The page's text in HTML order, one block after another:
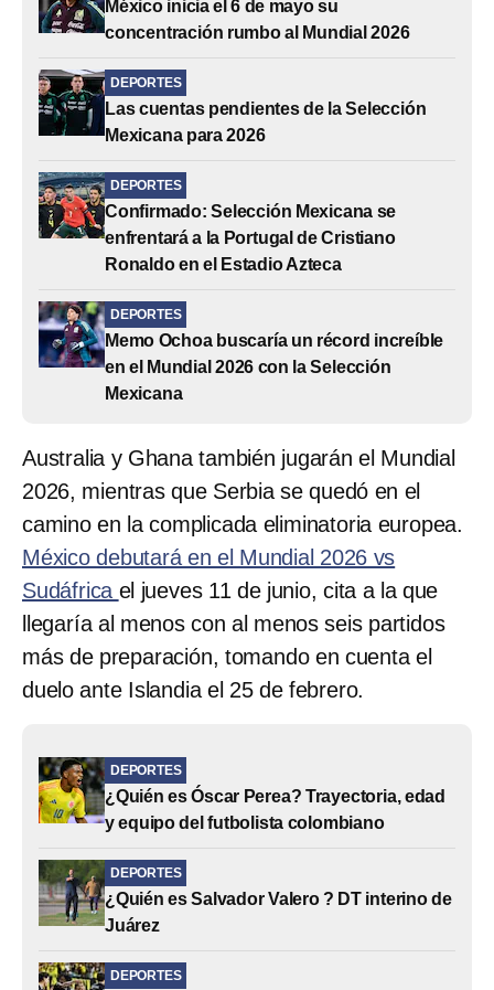
México inicia el 6 de mayo su
concentración rumbo al Mundial 2026
DEPORTES
Las cuentas pendientes de la Selección
Mexicana para 2026
DEPORTES
Confirmado: Selección Mexicana se
enfrentará a la Portugal de Cristiano
Ronaldo en el Estadio Azteca
DEPORTES
Memo Ochoa buscaría un récord increíble
en el Mundial 2026 con la Selección
Mexicana
Australia y Ghana también jugarán el Mundial
2026, mientras que Serbia se quedó en el
camino en la complicada eliminatoria europea.
México debutará en el Mundial 2026 vs
Sudáfrica el jueves 11 de junio, cita a la que
llegaría al menos con al menos seis partidos
más de preparación, tomando en cuenta el
duelo ante Islandia el 25 de febrero.
DEPORTES
¿Quién es Óscar Perea? Trayectoria, edad
y equipo del futbolista colombiano
DEPORTES
¿Quién es Salvador Valero ? DT interino de
Juárez
DEPORTES